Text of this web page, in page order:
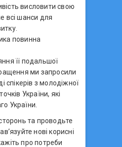
висловити свою
всі шанси для
повинна
її подальшої
ми запросили
спікерів з молодіжної
України, які
України.
та проводьте
нові корисні
про потреби